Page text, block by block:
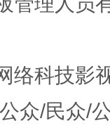
络科技影
众/民众/